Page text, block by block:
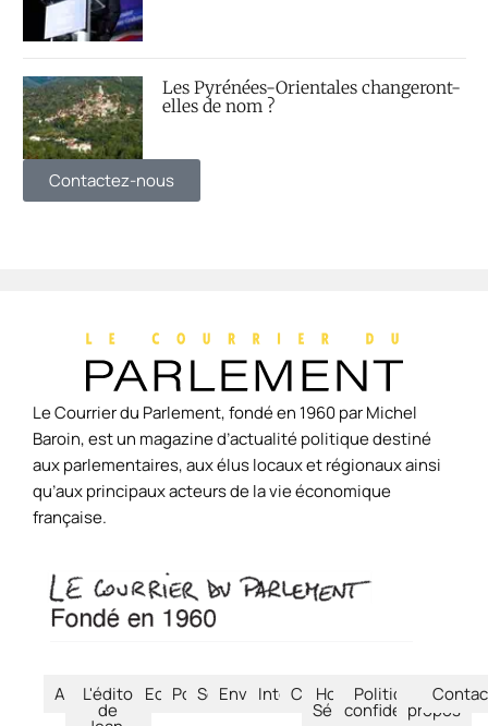
Les Pyrénées-Orientales changeront-
elles de nom ?
Contactez-nous
Le Courrier du Parlement, fondé en 1960 par Michel
Baroin, est un magazine d’actualité politique destiné
aux parlementaires, aux élus locaux et régionaux ainsi
qu’aux principaux acteurs de la vie économique
française.
Accueil
L'édito
de
Economie
Politique
SociétéEnvironnement
International
CultureHors-
Séries
Politique de
confidentialité
À
propos